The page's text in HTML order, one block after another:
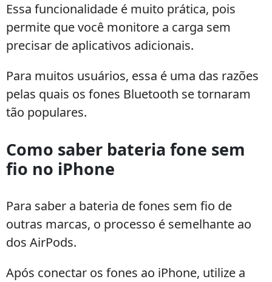
Essa funcionalidade é muito prática, pois
permite que você monitore a carga sem
precisar de aplicativos adicionais.
Para muitos usuários, essa é uma das razões
pelas quais os fones Bluetooth se tornaram
tão populares.
Como saber bateria fone sem
fio no iPhone
Para saber a bateria de fones sem fio de
outras marcas, o processo é semelhante ao
dos AirPods.
Após conectar os fones ao iPhone, utilize a